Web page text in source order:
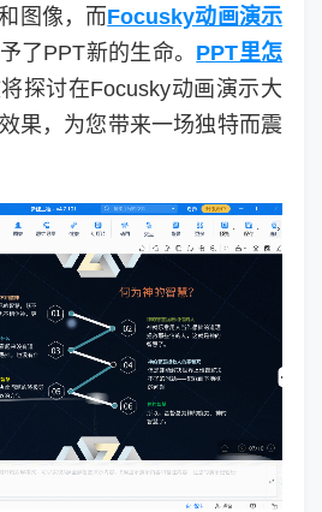
图像，而Focusky动画演示
了PPT新的生命。 PPT里怎
探讨在Focusky动画演示大
果，为您带来一场独特而震